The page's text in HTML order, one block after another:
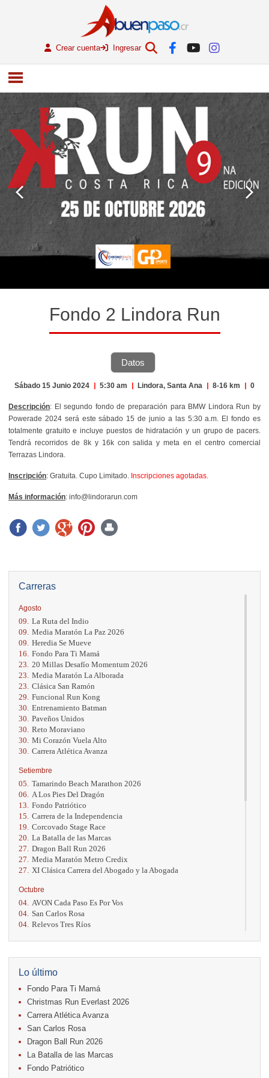
Crear cuenta Ingresar
Carreras
Agosto
09. La Ruta del Indio
09. Media Maratón La Paz 2026
09. Heredia Se Mueve
16. Fondo Para Ti Mamá
23. 20 Millas Desafío Momentum 2026
23. Media Maratón La Alborada
23. Clásica San Ramón
29. Funcional Run Kong
30. Entrenamiento Batman
30. Paveños Unidos
30. Reto Moraviano
30. Mi Corazón Vuela Alto
30. Carrera Atlética Avanza
Setiembre
05. Tamarindo Beach Marathon 2026
06.
A Los Pies Del Dragón
13. Fondo Patriótico
15. Carrera de la Independencia
19. Corcovado Stage Race
20. La Batalla de las Marcas
27. Dragon Ball Run 2026
27. Media Maratón Metro Credix
27.
XI Clásica Carrera del Abogado y la Abogada
Octubre
04. AVON Cada Paso Es Por Vos
04. San Carlos Rosa
04. Relevos Tres Ríos
17. Caribe Paradise Run
18.
Casa Turire Trail Run
18. Warriors Run Circuit
18. Samsung Jacó Beach Half Marathon 2026
25. KRun by Under Armour
25. Run Alajuela
Noviembre
08. Lindora Run
15. Entre Pan y Rosas
Lo último
Fondo Para Ti Mamá
Christmas Run Everlast 2026
Carrera Atlética Avanza
San Carlos Rosa
Dragon Ball Run 2026
La Batalla de las Marcas
Fondo Patriótico
Fondo 2 Lindora Run
Datos
Sábado 15 Junio 2024 | 5:30 am | Lindora, Santa Ana | 8-16 km | 0
Descripción: El segundo fondo de preparación para BMW Lindora Run by
Powerade 2024 será este sábado 15 de junio a las 5:30 a.m. El fondo es
totalmente gratuito e incluye puestos de hidratación y un grupo de pacers.
Tendrá recorridos de 8k y 16k con salida y meta en el centro comercial
Terrazas Lindora.
Inscripción: Gratuita. Cupo Limitado. Inscripciones agotadas
Más información: info@lindorarun.com